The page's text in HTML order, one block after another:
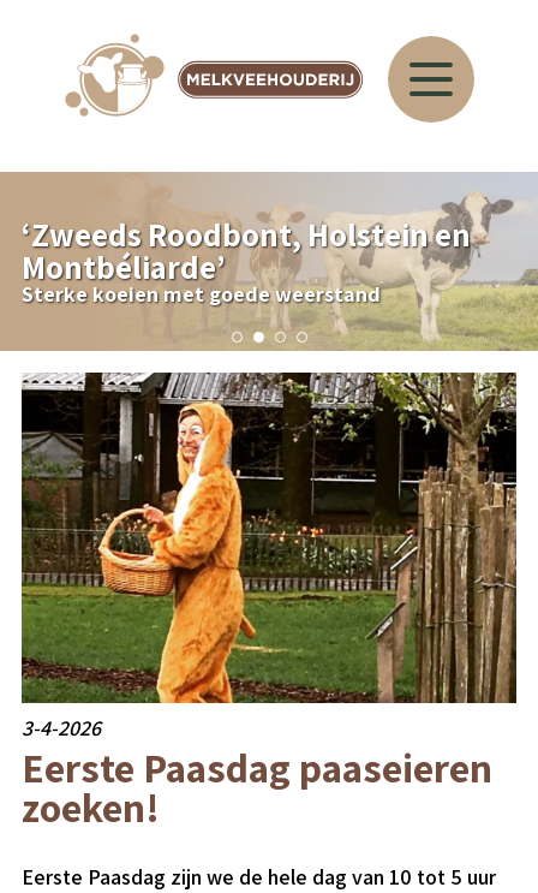
‘Zweeds Roodbont, Holstein en
Montbéliarde’
Sterke koeien met goede weerstand
3-4-2026
Eerste Paasdag paaseieren
zoeken!
Eerste Paasdag zijn we de hele dag van 10 tot 5 uur